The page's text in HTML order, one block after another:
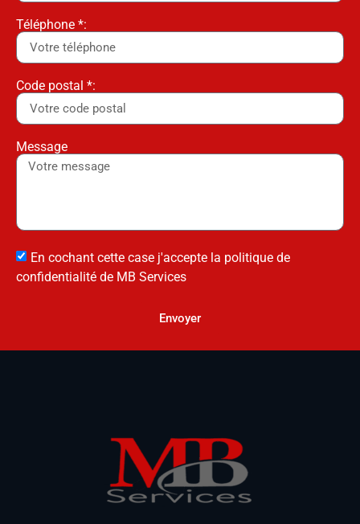
Téléphone *:
Code postal *:
Message
En cochant cette case j'accepte la politique de
confidentialité de MB Services
Envoyer